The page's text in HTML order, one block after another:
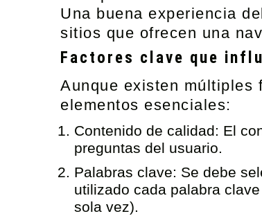
Una buena experiencia
sitios que ofrecen una
Factores clave que
Aunque existen múltiples
elementos esenciales:
Contenido de calidad: El
preguntas del usuario.
Palabras clave: Se debe
utilizado cada palabra
sola vez).